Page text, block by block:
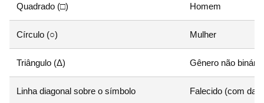
Quadrado (□) Homem
Círculo (○) Mulher
Triângulo (Δ) Gênero não
Linha diagonal sobre o símbolo Falecido (com